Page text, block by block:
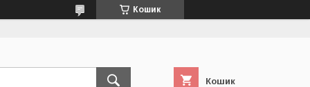
Кошик
Кошик